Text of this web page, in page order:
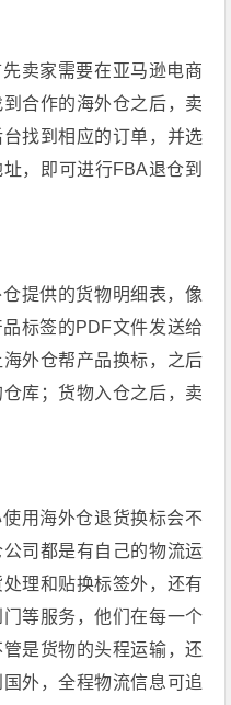
卖家需要在亚马逊电商
合作的海外仓之后，卖
找到相应的订单，并选
，即可进行FBA退仓到
提供的货物明细表，像
标签的PDF文件发送给
外仓帮产品换标，之后
库；货物入仓之后，卖
用海外仓退货换标会不
司都是有自己的物流运
理和贴换标签外，还有
等服务，他们在每一个
是货物的头程运输，还
外，全程物流信息可追